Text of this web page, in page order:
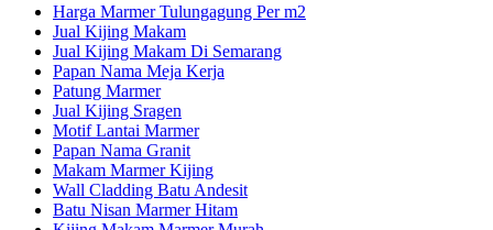
Harga Marmer Tulungagung Per m2
Jual Kijing Makam
Jual Kijing Makam Di Semarang
Papan Nama Meja Kerja
Patung Marmer
Jual Kijing Sragen
Motif Lantai Marmer
Papan Nama Granit
Makam Marmer Kijing
Wall Cladding Batu Andesit
Batu Nisan Marmer Hitam